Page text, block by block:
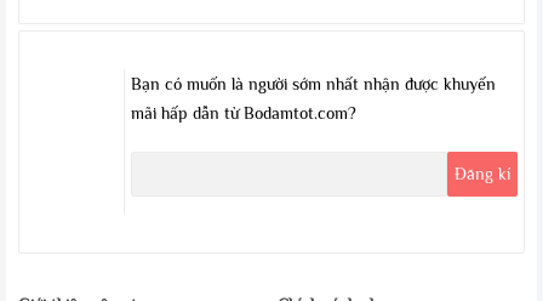
Bạn có muốn là người sớm nhất nhận được khuyến
mãi hấp dẫn từ Bodamtot.com?